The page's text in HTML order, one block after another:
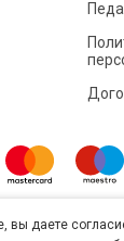
вы даете